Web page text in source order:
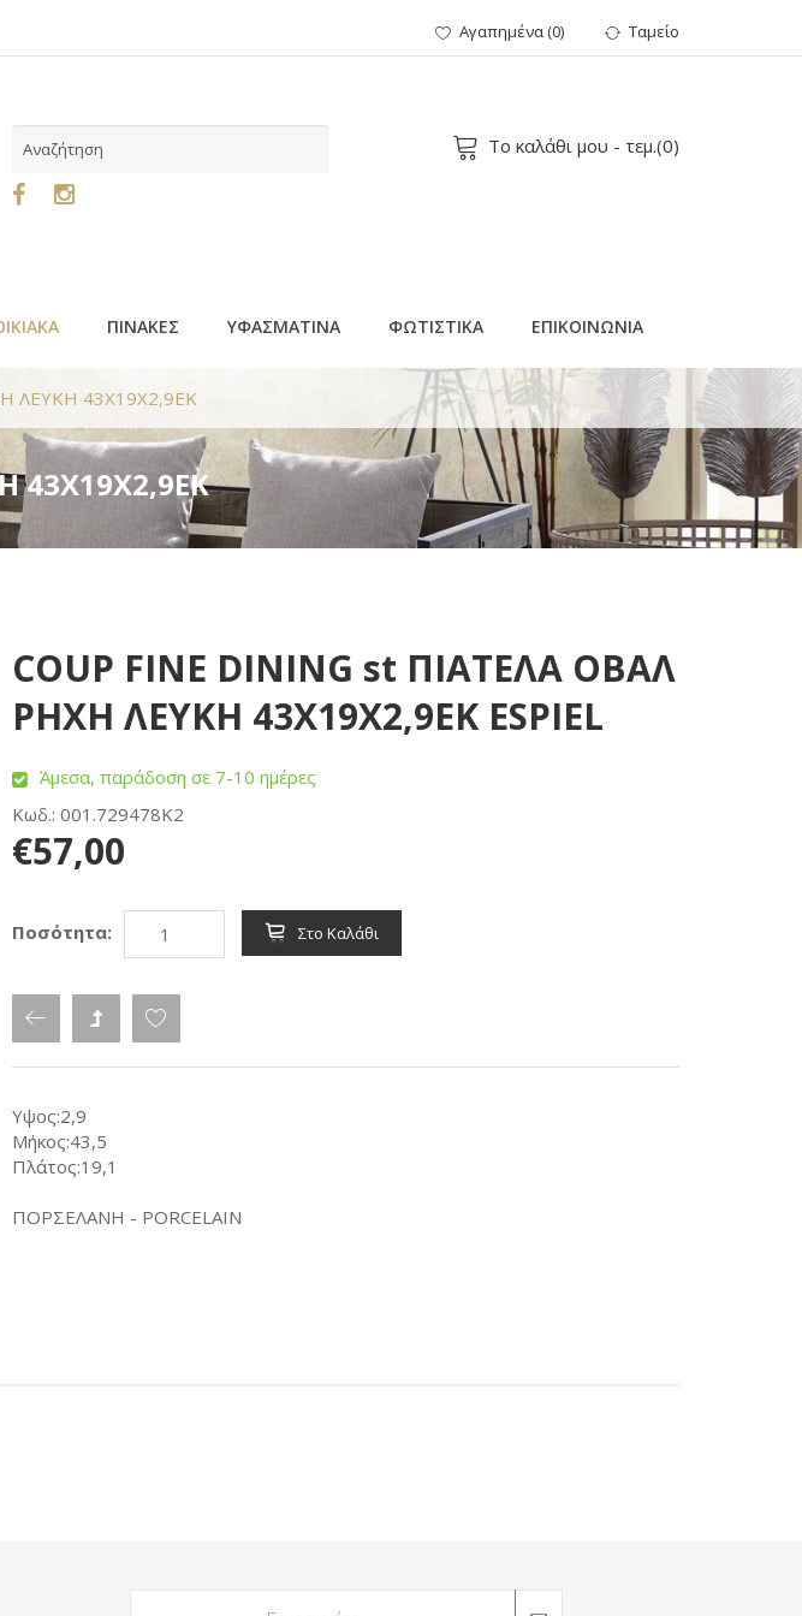
Αγαπημένα(0) Ταμείο
Το καλάθι μου - τεμ.(0)
ΠΙΝΑΚΕΣ ΥΦΑΣΜΑΤΙΝΑ ΦΩΤΙΣΤΙΚΑ ΕΠΙΚΟΙΝΩΝΙΑ
ΛΕΥΚΗ 43Χ19Χ2,9ΕΚ
43Χ19Χ2,9ΕΚ
COUP FINE DINING st ΠΙΑΤΕΛΑ ΟΒΑΛ
ΡΗΧΗ ΛΕΥΚΗ 43Χ19Χ2,9ΕΚ ESPIEL
Άμεσα, παράδοση σε 7-10 ημέρες
Κωδ.: 001.729478K2
€57,00
Ποσότητα: Στο Καλάθι
Υψος:2,9
Μήκος:43,5
Πλάτος:19,1
ΠΟΡΣΕΛΑΝΗ - PORCELAIN